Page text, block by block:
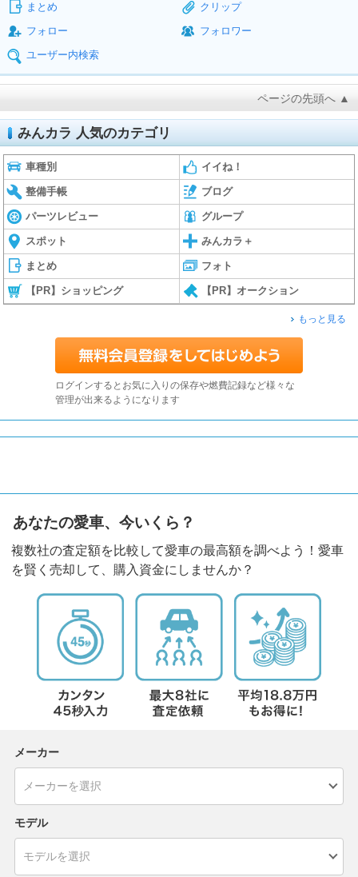
まとめ
クリップ
フォロー
フォロワー
ユーザー内検索
ページの先頭へ ▲
みんカラ 人気のカテゴリ
車種別 イイね！
整備手帳 ブログ
パーツレビュー グループ
スポット みんカラ＋
まとめ フォト
【PR】ショッピング 【PR】オークション
もっと見る
ログインするとお気に入りの保存や燃費記録など様々な
管理が出来るようになります
あなたの愛車、今いくら？
複数社の査定額を比較して愛車の最高額を調べよう！愛車
を賢く売却して、購入資金にしませんか？
メーカー
モデル